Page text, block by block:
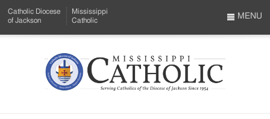
to
Menu
Content
Catholic Diocese
of Jackson
Mississippi
Catholic
Mississippi
MENU